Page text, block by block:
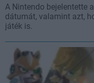
A Nintendo bejelentette
dátumát, valamint azt,
játék is.